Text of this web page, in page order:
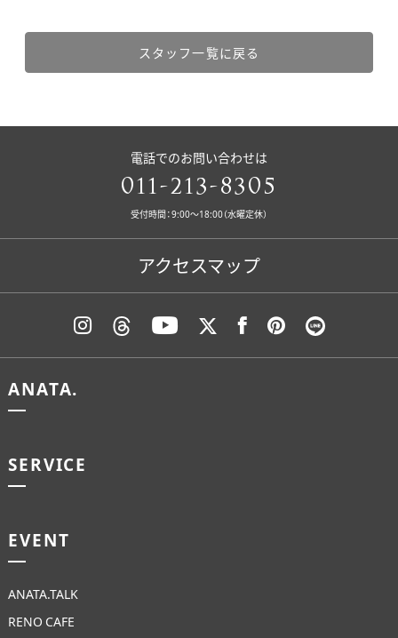
スタッフ一覧に戻る
電話でのお問い合わせは
011-213-8305
受付時間：9:00〜18:00（水曜定休）
アクセスマップ
ANATA.
SERVICE
EVENT
ANATA.TALK
RENO CAFE